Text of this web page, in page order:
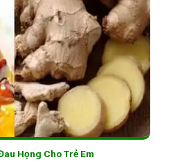
Họng Cho Trẻ Em